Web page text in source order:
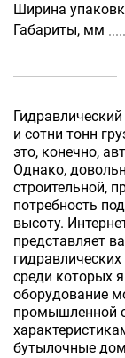
Ширина
Габариты, мм
и сотни тонн
это, конечно,
Однако,
строительной,
потребность
высоту.
представляет
среди которых
оборудование
промышленной
бутылочные